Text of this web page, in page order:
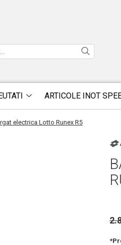
ARTICOLE INOT
electrica Lotto Runex R5